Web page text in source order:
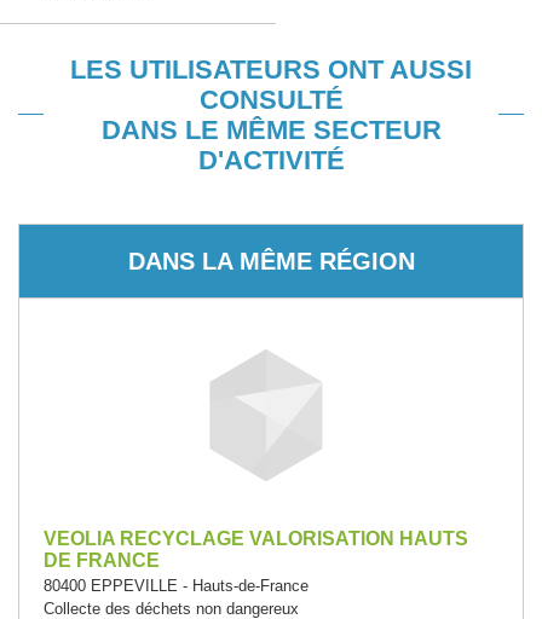
LES UTILISATEURS ONT AUSSI
CONSULTÉ
DANS LE MÊME SECTEUR
D'ACTIVITÉ
DANS LA MÊME RÉGION
VEOLIA RECYCLAGE VALORISATION HAUTS
DE FRANCE
80400 EPPEVILLE - Hauts-de-France
Collecte des déchets non dangereux